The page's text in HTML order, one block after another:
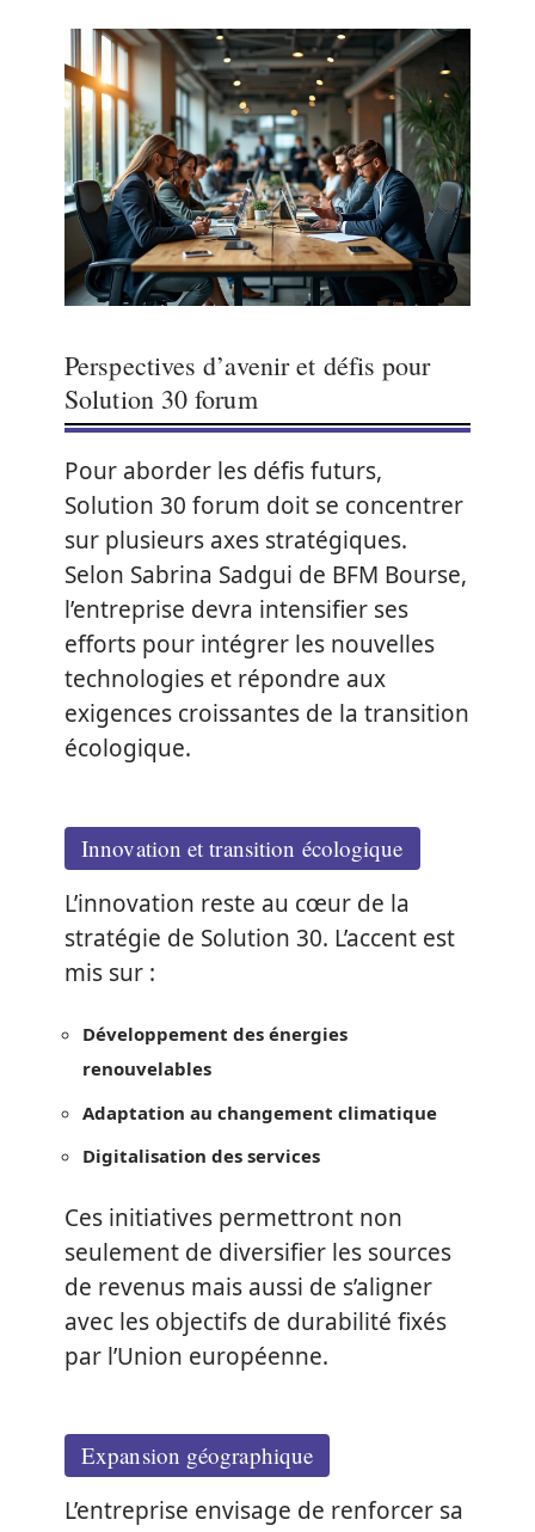
Perspectives d’avenir et défis pour
Solution 30 forum
Pour aborder les défis futurs,
Solution 30 forum doit se concentrer
sur plusieurs axes stratégiques.
Selon Sabrina Sadgui de BFM Bourse,
l’entreprise devra intensifier ses
efforts pour intégrer les nouvelles
technologies et répondre aux
exigences croissantes de la transition
écologique.
Innovation et transition écologique
L’innovation reste au cœur de la
stratégie de Solution 30. L’accent est
mis sur :
Développement des énergies
renouvelables
Adaptation au changement climatique
Digitalisation des services
Ces initiatives permettront non
seulement de diversifier les sources
de revenus mais aussi de s’aligner
avec les objectifs de durabilité fixés
par l’Union européenne.
Expansion géographique
L’entreprise envisage de renforcer sa